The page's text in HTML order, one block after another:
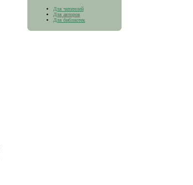
Для читателей
Для авторов
Для библиотек